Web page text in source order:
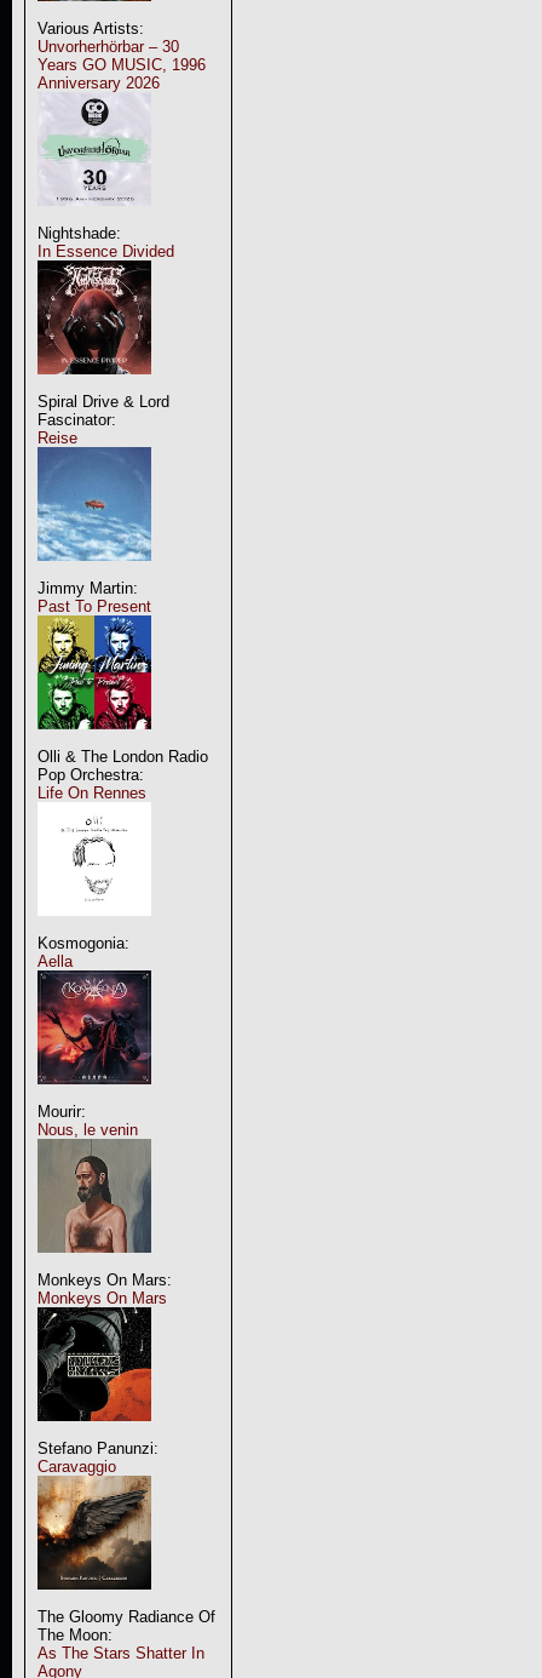
Various Artists:
Unvorherhörbar – 30
Years GO MUSIC, 1996
Anniversary 2026
Nightshade:
In Essence Divided
Spiral Drive & Lord
Fascinator:
Reise
Jimmy Martin:
Past To Present
Olli & The London Radio
Pop Orchestra:
Life On Rennes
Kosmogonia:
Aella
Mourir:
Nous, le venin
Monkeys On Mars:
Monkeys On Mars
Stefano Panunzi:
Caravaggio
The Gloomy Radiance Of
The Moon:
As The Stars Shatter In
Agony